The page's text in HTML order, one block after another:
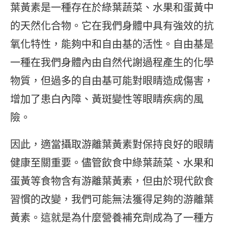
葉黃素是一種存在於綠葉蔬菜、水果和蛋黃中
的天然化合物。它在我們身體中具有強效的抗
氧化特性，能夠中和自由基的活性。自由基是
一種在我們身體內由自然代謝過程產生的化學
物質，但過多的自由基可能對眼睛造成傷害，
增加了患白內障、黃斑變性等眼睛疾病的風
險。
因此，適當攝取游離葉黃素對保持良好的眼睛
健康至關重要。儘管飲食中綠葉蔬菜、水果和
蛋黃等食物含有游離葉黃素，但由於現代飲食
習慣的改變，我們可能無法獲得足夠的游離葉
黃素。這就是為什麼營養補充劑成為了一種方